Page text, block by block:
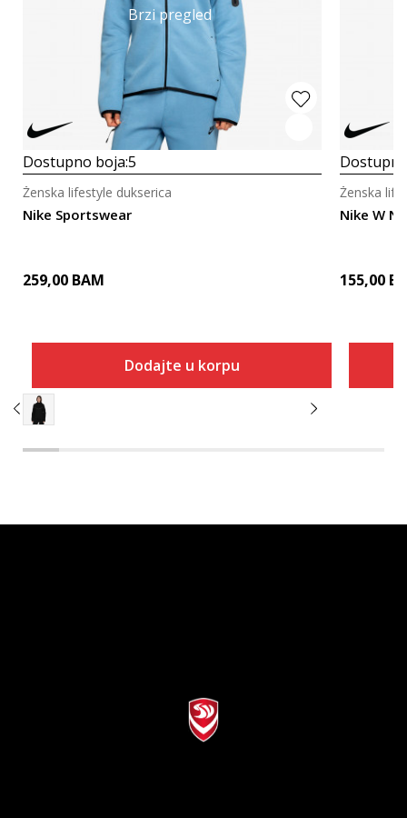
Brzi pregled
Dostupno boja:5
Nike Sportswear
Ženska lifestyle dukserica
259,00 BAM
Dodajte u korpu
Nike W
Ženska
155,00